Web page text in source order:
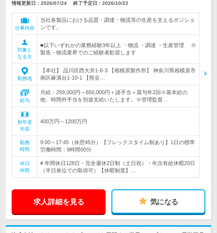
情報更新日：2026/07/24 終了予定日： 2026/10/22
仕事内容
当社各製品における品質・調達・物流等の生産を支えるポジショ
ンです。
対象と
なる方
■以下いずれかの業務経験3年以上 ・物流 ・調達 ・生産管理 ※
製造・物流業界でのご経験者歓迎します
勤務地
【本社】 品川区西大井1-6-3 【相模原製作所】 神奈川県相模原市
南区麻溝台1-10-1 【熊谷…
給与
月給：259,000円～650,000円＋諸手当＋賞与年2回※基本給の
他、時間外手当を別途支給いたします。※管理監督…
初年度
年収
400万円～1200万円
勤務
時間
9:00～17:45（休憩45分）【フレックスタイム制あり】1日の標準
労働時間：8時間00分
休日
休暇
# 年間休日128日・完全週休2日制（土日祝）・年次有給休暇20日
（半日単位での取得可）【休暇制度】…
求人詳細を見る 気になる